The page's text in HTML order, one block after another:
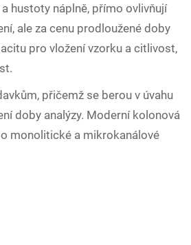
hustoty náplně, přímo ovlivňují
ale za cenu prodloužené doby
pro vložení vzorku a citlivost,
přičemž se berou v úvahu
doby analýzy. Moderní kolonová
monolitické a mikrokanálové